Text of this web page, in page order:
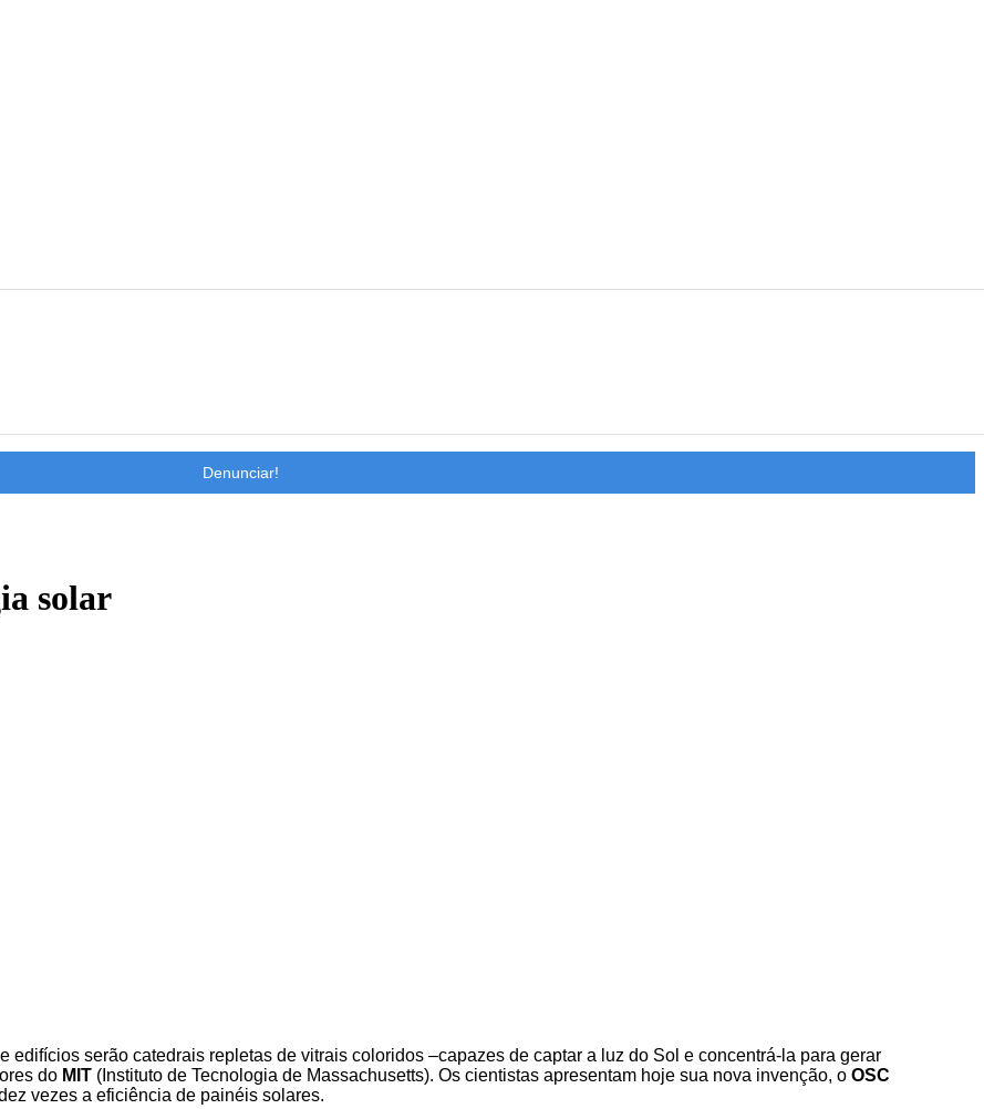
Denunciar!
solar
edifícios serão catedrais repletas de vitrais coloridos –capazes de captar a luz do Sol e concentrá-la para gerar
do MIT (Instituto de Tecnologia de Massachusetts). Os cientistas apresentam hoje sua nova invenção, o OSC
vezes a eficiência de painéis solares.